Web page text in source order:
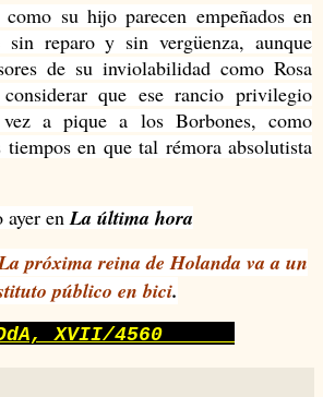
su hijo parecen empeñados en
sin reparo y sin vergüenza, aunque
de su inviolabilidad como Rosa
que ese rancio privilegio
a pique a los Borbones, como
tiempos en que tal rémora absolutista
en La última hora
próxima reina de Holanda va a un
público en bici.
XVII/4560